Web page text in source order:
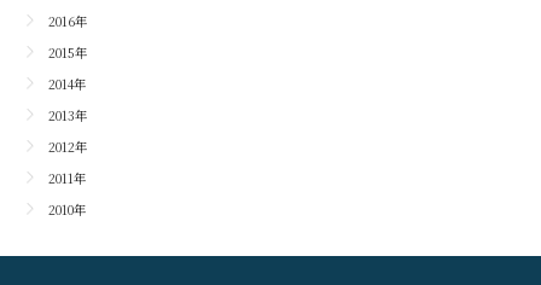
2016年
2015年
2014年
2013年
2012年
2011年
2010年